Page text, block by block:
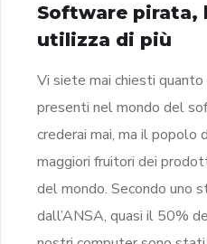
Software pirata,
utilizza di più
Vi siete mai chiesti
presenti nel mondo del
crederai mai, ma il popolo
maggiori fruitori dei
del mondo. Secondo uno
dall’ANSA, quasi il 50%